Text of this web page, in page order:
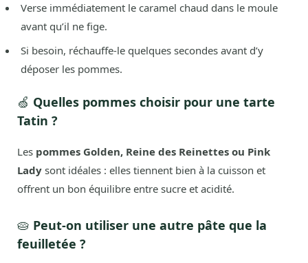
Verse immédiatement le caramel chaud dans le moule
avant qu’il ne fige.
Si besoin, réchauffe-le quelques secondes avant d’y
déposer les pommes.
🍏 Quelles pommes choisir pour une tarte
Tatin ?
Les pommes Golden, Reine des Reinettes ou Pink
Lady sont idéales : elles tiennent bien à la cuisson et
offrent un bon équilibre entre sucre et acidité.
🥧 Peut-on utiliser une autre pâte que la
feuilletée ?